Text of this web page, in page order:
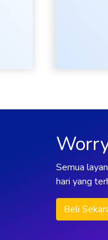
Semua
hari yang
Beli